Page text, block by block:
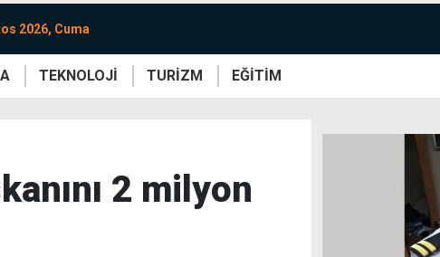
2026, Cuma
TEKNOLOJİ TURİZM EĞİTİM
2 milyon